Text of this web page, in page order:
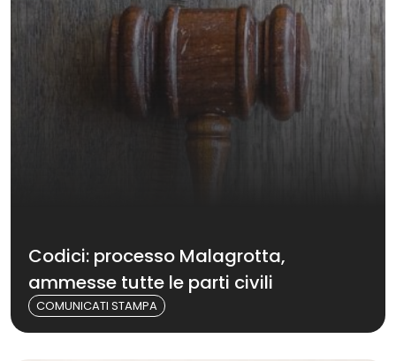
Codici: processo Malagrotta,
ammesse tutte le parti civili
COMUNICATI STAMPA